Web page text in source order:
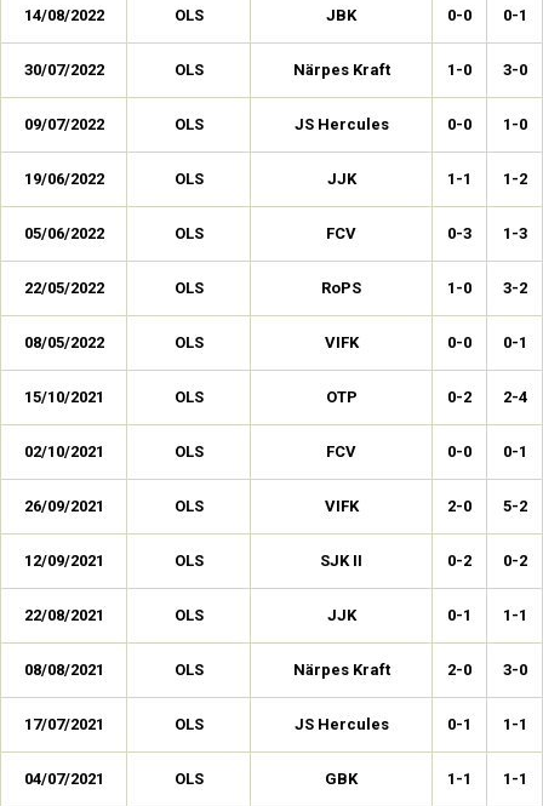
14/08/2022 OLS JBK 0-0 0-1
30/07/2022 OLS Närpes Kraft 1-0 3-0
09/07/2022 OLS JS Hercules 0-0 1-0
19/06/2022 OLS JJK 1-1 1-2
05/06/2022 OLS FCV 0-3 1-3
22/05/2022 OLS RoPS 1-0 3-2
08/05/2022 OLS VIFK 0-0 0-1
15/10/2021 OLS OTP 0-2 2-4
02/10/2021 OLS FCV 0-0 0-1
26/09/2021 OLS VIFK 2-0 5-2
12/09/2021 OLS SJK II 0-2 0-2
22/08/2021 OLS JJK 0-1 1-1
08/08/2021 OLS Närpes Kraft 2-0 3-0
17/07/2021 OLS JS Hercules 0-1 1-1
04/07/2021 OLS GBK 1-1 1-1